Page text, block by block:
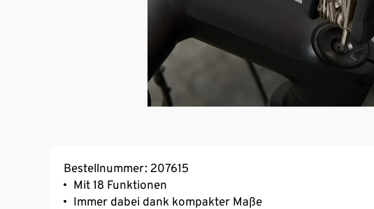
Bestellnummer: 207615
Mit 18 Funktionen
Immer dabei dank kompakter Maße